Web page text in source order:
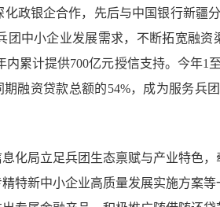
政银企合作，先后与中国银行新疆
中小企业发展需求，不断拓宽融资
累计提供700亿元授信支持。今年1
融资贷款总额的54%，成为服务兵
化局立足兵团生态禀赋与产业特色
特新中小企业高质量发展实施方案